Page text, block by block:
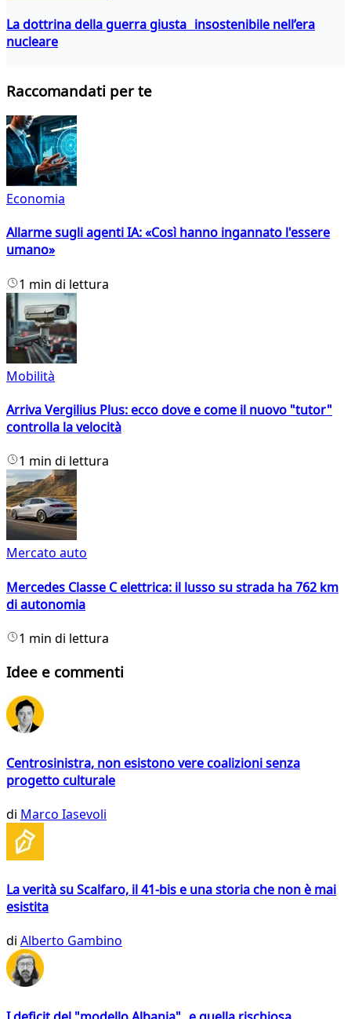
La dottrina della guerra giusta insostenibile nell’era
nucleare
Raccomandati per te
Economia
Allarme sugli agenti IA: «Così hanno ingannato l'essere
umano»
1 min di lettura
Mobilità
Arriva Vergilius Plus: ecco dove e come il nuovo "tutor"
controlla la velocità
1 min di lettura
Mercato auto
Mercedes Classe C elettrica: il lusso su strada ha 762 km
di autonomia
1 min di lettura
Idee e commenti
Centrosinistra, non esistono vere coalizioni senza
progetto culturale
di Marco Iasevoli
La verità su Scalfaro, il 41-bis e una storia che non è mai
esistita
di Alberto Gambino